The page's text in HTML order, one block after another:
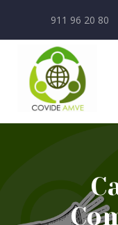
911 96 20 80